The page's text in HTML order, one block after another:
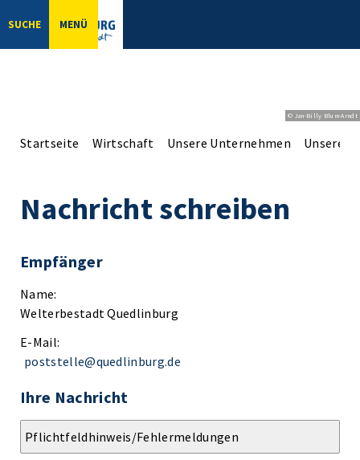
SUCHE MENÜ
© Jan-Billy Blum-Arndt
Startseite Wirtschaft Unsere Unternehmen Unsere
Nachricht schreiben
Empfänger
Name:
Welterbestadt Quedlinburg
E-Mail:
poststelle@quedlinburg.de
Ihre Nachricht